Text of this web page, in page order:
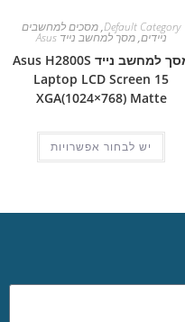
Default Category
,מסכים למחשבים
ניידים,מסך למחשב נייד Asus
מסך למחשב נייד Asus H2800S
Laptop LCD Screen 15
XGA(1024×768) Matte
יש לבחור אפשרויות